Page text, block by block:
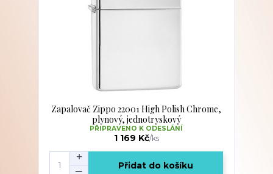
Zapalovač Zippo 22001 High Polish Chrome,
plynový, jednotryskový
1 169 Kč/ks
PŘIPRAVENO K ODESLÁNÍ
Přidat do košíku